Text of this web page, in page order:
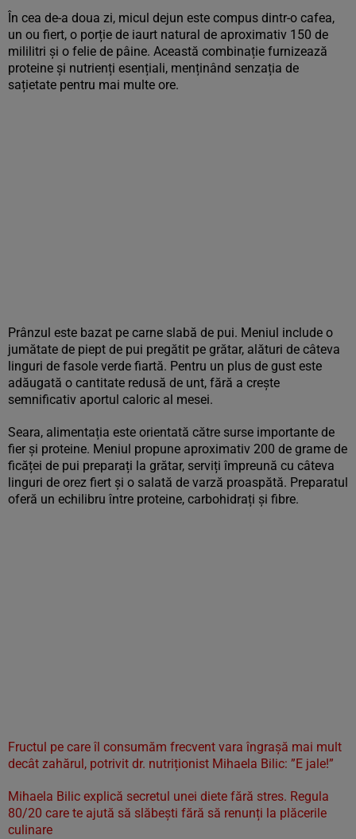
În cea de-a doua zi, micul dejun este compus dintr-o cafea,
un ou fiert, o porție de iaurt natural de aproximativ 150 de
mililitri și o felie de pâine. Această combinație furnizează
proteine și nutrienți esențiali, menținând senzația de
sațietate pentru mai multe ore.
Prânzul este bazat pe carne slabă de pui. Meniul include o
jumătate de piept de pui pregătit pe grătar, alături de câteva
linguri de fasole verde fiartă. Pentru un plus de gust este
adăugată o cantitate redusă de unt, fără a crește
semnificativ aportul caloric al mesei.
Seara, alimentația este orientată către surse importante de
fier și proteine. Meniul propune aproximativ 200 de grame de
ficăței de pui preparați la grătar, serviți împreună cu câteva
linguri de orez fiert și o salată de varză proaspătă. Preparatul
oferă un echilibru între proteine, carbohidrați și fibre.
Fructul pe care îl consumăm frecvent vara îngrașă mai mult
decât zahărul, potrivit dr. nutriționist Mihaela Bilic: ”E jale!”
Mihaela Bilic explică secretul unei diete fără stres. Regula
80/20 care te ajută să slăbești fără să renunți la plăcerile
culinare